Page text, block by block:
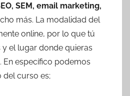
SEM, email marketing,
más. La modalidad del
online, por lo que tú
el lugar donde quieras
En específico podemos
del curso es;